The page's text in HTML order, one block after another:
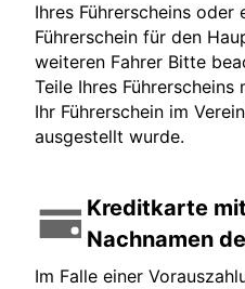
Ihres Führerscheins oder
Führerschein für den
weiteren Fahrer Bitte
Teile Ihres
Ihr Führerschein im
ausgestellt wurde.
Kreditkarte
Nachnamen
Im Falle einer